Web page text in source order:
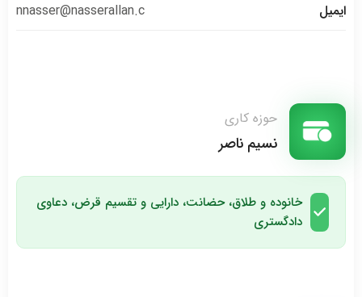
ایمیل
nnasser@nasserallan.c
حوزه کاری
نسیم ناصر
خانوده و طلاق، حضانت، دارایی و تقسیم قرض، دعاوی
دادگستری